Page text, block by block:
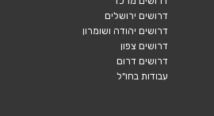
דרושים ירושלים
דרושים יהודה ושומרון
דרושים צפון
דרושים דרום
עבודות בחו"ל